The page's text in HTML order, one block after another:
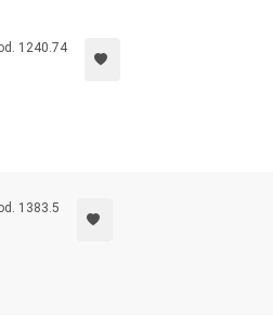
1240.74
1383.5